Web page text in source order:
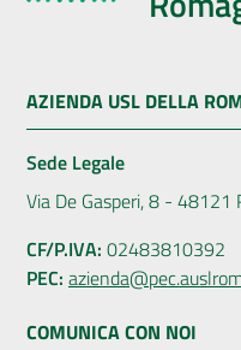
Servizi
Dedicato
a...
Bandi
e
AZIENDA USL DELLA
Sede Legale
Via De Gasperi, 8 - 48121
CF/P.IVA: 02483810392
PEC:
COMUNICA CON NOI